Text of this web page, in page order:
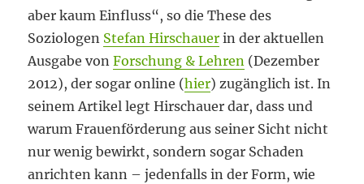
aber kaum Einfluss“, so die These des
Soziologen Stefan Hirschauer in der aktuellen
Ausgabe vonForschung & Lehren (Dezember
2012), der sogar online (hier) zugänglich ist. In
seinem Artikel legt Hirschauer dar, dass und
warum Frauenförderung aus seiner Sicht nicht
nur wenig bewirkt, sondern sogar Schaden
anrichten kann – jedenfalls in der Form, wie